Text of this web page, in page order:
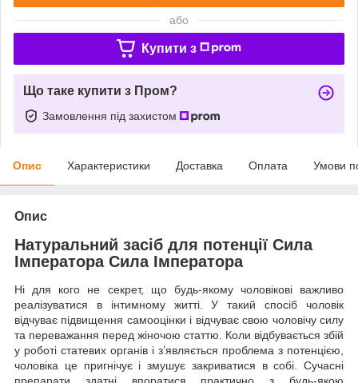
або
Купити з
Що таке купити з Пром?
Замовлення під захистом
Опис Характеристики Доставка Оплата Умови
Опис
Натуральний засіб для потенції Сила
Імператора Сила Імператора
Ні для кого не секрет, що будь-якому чоловікові важливо
реалізуватися в інтимному житті. У такий спосіб чоловік
відчуває підвищення самооцінки і відчуває свою чоловічу силу
та переважання перед жіночою статтю. Коли відбувається збій
у роботі статевих органів і з’являється проблема з потенцією,
чоловіка це пригнічує і змушує закриватися в собі. Сучасні